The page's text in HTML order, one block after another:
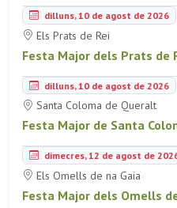
dilluns, 10 de agost de 2026
Els Prats de Rei
Festa Major dels Prats de
dilluns, 10 de agost de 2026
Santa Coloma de Queralt
Festa Major de Santa
dimecres, 12 de agost de
Els Omells de na Gaia
Festa Major dels Omells